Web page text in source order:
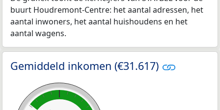
buurt Houdremont-Centre: het aantal adressen, het
aantal inwoners, het aantal huishoudens en het
aantal wagens.
Gemiddeld inkomen (€31.617)